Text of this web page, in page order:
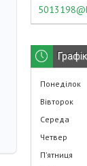
Понеділок
Вівторок
Середа
Четвер
Пʼятниця